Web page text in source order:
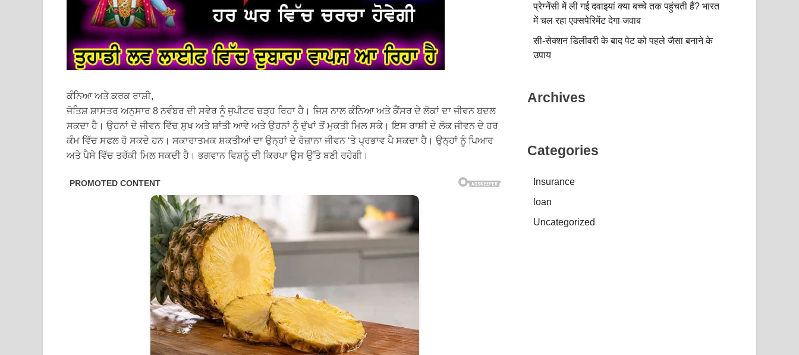
ਕੰਨਿਆ ਅਤੇ ਕਰਕ ਰਾਸ਼ੀ,
ਜੋਤਿਸ਼ ਸ਼ਾਸਤਰ ਅਨੁਸਾਰ 8 ਨਵੰਬਰ ਦੀ ਸਵੇਰ ਨੂੰ ਜੁਪੀਟਰ ਚੜ੍ਹ ਰਿਹਾ ਹੈ। ਜਿਸ ਨਾਲ ਕੰਨਿਆ ਅਤੇ ਕੈਂਸਰ ਦੇ ਲੋਕਾਂ ਦਾ ਜੀਵਨ ਬਦਲ
ਸਕਦਾ ਹੈ। ਉਹਨਾਂ ਦੇ ਜੀਵਨ ਵਿੱਚ ਸੁਖ ਅਤੇ ਸ਼ਾਂਤੀ ਆਵੇ ਅਤੇ ਉਹਨਾਂ ਨੂੰ ਦੁੱਖਾਂ ਤੋਂ ਮੁਕਤੀ ਮਿਲ ਸਕੇ। ਇਸ ਰਾਸ਼ੀ ਦੇ ਲੋਕ ਜੀਵਨ ਦੇ ਹਰ
ਕੰਮ ਵਿੱਚ ਸਫਲ ਹੋ ਸਕਦੇ ਹਨ। ਸਕਾਰਾਤਮਕ ਸ਼ਕਤੀਆਂ ਦਾ ਉਨ੍ਹਾਂ ਦੇ ਰੋਜ਼ਾਨਾ ਜੀਵਨ ‘ਤੇ ਪ੍ਰਭਾਵ ਪੈ ਸਕਦਾ ਹੈ। ਉਨ੍ਹਾਂ ਨੂੰ ਪਿਆਰ
ਅਤੇ ਪੈਸੇ ਵਿੱਚ ਤਰੱਕੀ ਮਿਲ ਸਕਦੀ ਹੈ। ਭਗਵਾਨ ਵਿਸ਼ਨੂੰ ਦੀ ਕਿਰਪਾ ਉਸ ਉੱਤੇ ਬਣੀ ਰਹੇਗੀ।
प्रेग्नेंसी में ली गई दवाइयां क्या बच्चे तक पहुंचती हैं? भारत
में चल रहा एक्सपेरिमेंट देगा जवाब
सी-सेक्शन डिलीवरी के बाद पेट को पहले जैसा बनाने के
उपाय
Archives
Categories
Insurance
loan
Uncategorized